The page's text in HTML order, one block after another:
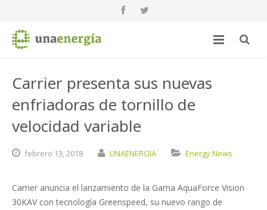
Carrier presenta sus nuevas
enfriadoras de tornillo de
velocidad variable
febrero 13,2018 UNAENERGIA Energy News
Carrier anuncia el lanzamiento de la Gama AquaForce Vision
30KAV con tecnología Greenspeed, su nuevo rango de